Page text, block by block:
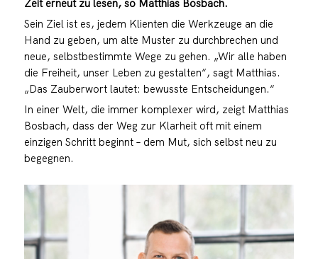
Zeit erneut zu lesen, so Matthias Bosbach.
Sein Ziel ist es, jedem Klienten die Werkzeuge an die
Hand zu geben, um alte Muster zu durchbrechen und
neue, selbstbestimmte Wege zu gehen. „Wir alle haben
die Freiheit, unser Leben zu gestalten“, sagt Matthias.
„Das Zauberwort lautet: bewusste Entscheidungen.“
In einer Welt, die immer komplexer wird, zeigt Matthias
Bosbach, dass der Weg zur Klarheit oft mit einem
einzigen Schritt beginnt – dem Mut, sich selbst neu zu
begegnen.